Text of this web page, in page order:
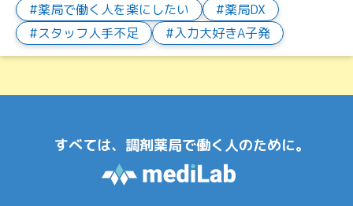
薬局で働く人を楽にしたい
薬局DX
スタッフ人手不足
入力大好きA子発
すべては、調剤薬局で働く人のために。